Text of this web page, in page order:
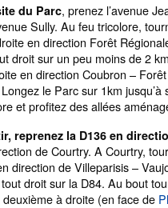
du Parc, prenez l’avenue
Sully. Au feu tricolore,
en direction Forêt
droit sur un peu moins de 2
en direction Coubron –
le Parc sur 1km
et profitez des allées
reprenez la D136 en
de Courtry. A Courtry,
direction de Villeparisis –
droit sur la D84. Au bout
à droite (en face de